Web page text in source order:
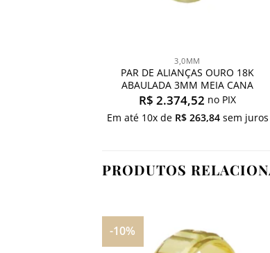
3,0MM
PAR DE ALIANÇAS OURO 18K
ABAULADA 3MM MEIA CANA
R$ 2.374,52 no PIX
Em até 10x de R$263,84sem juros
PRODUTOS
-10%